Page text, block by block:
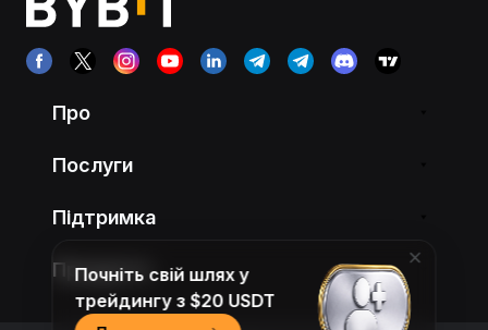
Про
Послуги
Підтримка
Продукти
Почніть свій шлях у
трейдингу з $20 USDT